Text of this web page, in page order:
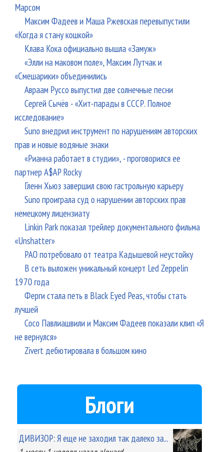
Марсом
Максим Фадеев и Маша Ржевская перевыпустили
«Когда я стану кошкой»
Клава Кока официально вышла «Замуж»
«Элли на маковом поле», Максим Лутчак и
«Смешарики» объединились
Авраам Руссо выпустил две солнечные песни
Сергей Сычёв - «Хит-парады в СССР. Полное
исследование»
Suno внедрил инструмент по нарушениям авторских
прав и новые водяные знаки
«Рианна работает в студии», - проговорился ее
партнер A$AP Rocky
Гленн Хьюз завершил свою гастрольную карьеру
Suno проиграла суд о нарушении авторских прав
немецкому лицензиату
Linkin Park показал трейлер документального фильма
«Unshatter»
РАО потребовало от театра Кадышевой неустойку
В сеть выложен уникальный концерт Led Zeppelin
1970 года
Ферги стала петь в Black Eyed Peas, чтобы стать
лучшей
Сосо Павлиашвили и Максим Фадеев показали клип «Я
не вернулся»
Zivert дебютировала в большом кино
Блоги
ДИВИЗОР: Я еще не заходил так далеко за...